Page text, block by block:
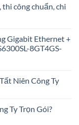
công chuẩn, chi
Gigabit Ethernet +
8GT4GS-
Niên Công Ty
Ty Trọn Gói?